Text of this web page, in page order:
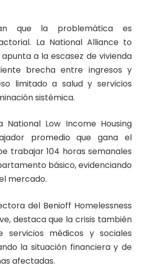
que la problemática es
La National Alliance to
apunta a la escasez de vivienda
brecha entre ingresos y
limitado a salud y servicios
sistémica.
National Low Income Housing
promedio que gana el
trabajar 104 horas semanales
básico, evidenciando
mercado.
del Benioff Homelessness
destaca que la crisis también
médicos y sociales
la situación financiera y de
afectadas.